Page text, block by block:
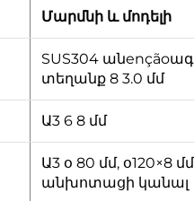
Մարմնի և մոդելի
SUS304
տեղանք 8 3.0 մմ
Ա3 6 8 մմ
Ա3 օ 80 մմ, օ120×8 մմ
անխոտացի կանալ